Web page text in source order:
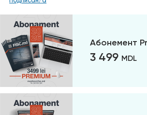
Абонемент
3 499 MDL